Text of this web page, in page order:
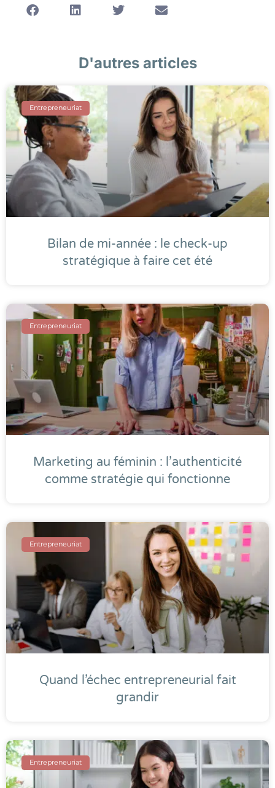
D'autres articles
Entrepreneuriat
Bilan de mi-année : le check-up
stratégique à faire cet été
Entrepreneuriat
Marketing au féminin : l’authenticité
comme stratégie qui fonctionne
Entrepreneuriat
Quand l’échec entrepreneurial fait
grandir
Entrepreneuriat